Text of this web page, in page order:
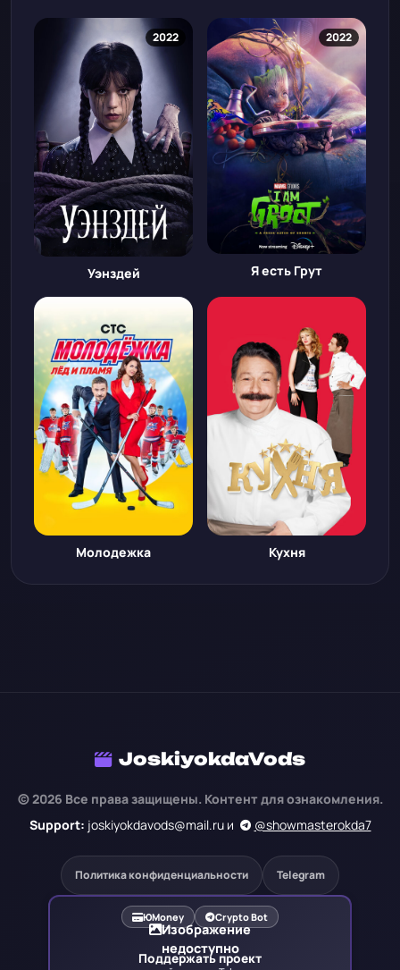
2022
Уэнздей
2022
Я есть Грут
Молодежка Кухня
JoskiyokdaVods
© 2026 Все права защищены. Контент для ознакомления.
Support: joskiyokdavods@mail.ru и @showmasterokda7
Политика конфиденциальности Telegram
ЮMoney Crypto Bot
Изображение
недоступно
Поддержать проект